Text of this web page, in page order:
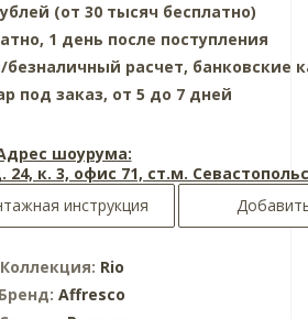
(от 30 тысяч бесплатно)
1 день после поступления
расчет, банковские
под заказ, от 5 до 7 дней
шоурума:
24, к. 3, офис 71, ст.м.
инструкция
Коллекция: Rio
Бренд: Affresco